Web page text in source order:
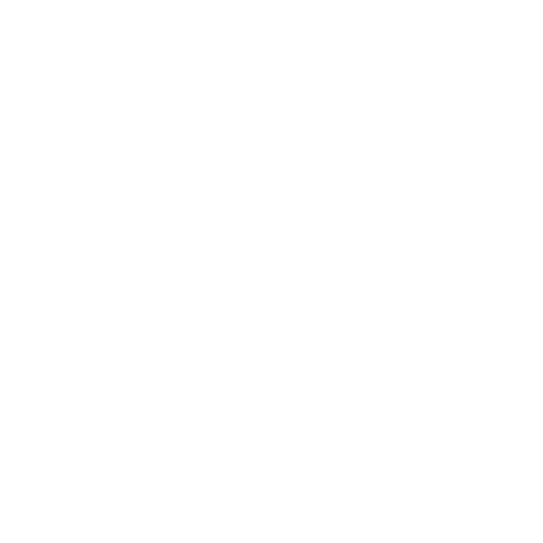
Elétrica de Contrapeso
Elétrica Locação